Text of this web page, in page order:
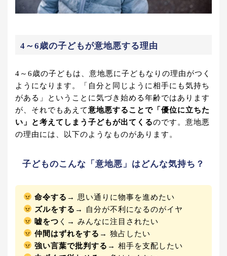
4～6歳の子どもが意地悪する理由
4～6歳の子どもは、意地悪に子どもなりの理由がつく
ようになります。「自分と同じように相手にも気持ち
がある」ということに気づき始める年齢ではあります
が、それでもあえて意地悪することで「優位に立ちた
い」と考えてしまう子どもが出てくるのです。意地悪
の理由には、以下のようなものがあります。
子どものこんな「意地悪」はどんな気持ち？
命令する → 思い通りに物事を進めたい
ズルをする → 自分が不利になるのがイヤ
嘘をつ く→ みんなに注目されたい
仲間はずれをする → 独占したい
強い言葉で批判する → 相手を支配したい